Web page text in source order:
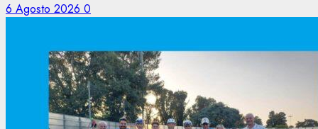
6 Agosto 2026 0